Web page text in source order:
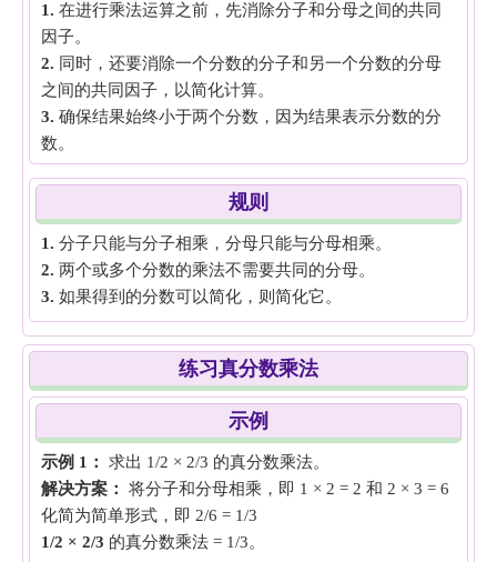
1. 在进行乘法运算之前，先消除分子和分母之间的共同
因子。
2. 同时，还要消除一个分数的分子和另一个分数的分母
之间的共同因子，以简化计算。
3. 确保结果始终小于两个分数，因为结果表示分数的分
数。
规则
1. 分子只能与分子相乘，分母只能与分母相乘。
2. 两个或多个分数的乘法不需要共同的分母。
3. 如果得到的分数可以简化，则简化它。
练习真分数乘法
示例
示例 1：
求出 1/2 × 2/3 的真分数乘法。
解决方案：
将分子和分母相乘，即 1 × 2 = 2 和 2 × 3 = 6
化简为简单形式，即 2/6 = 1/3
1/2 × 2/3 的真分数乘法 = 1/3。